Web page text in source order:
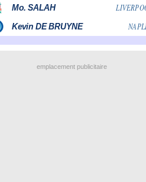
emplacement publicitaire